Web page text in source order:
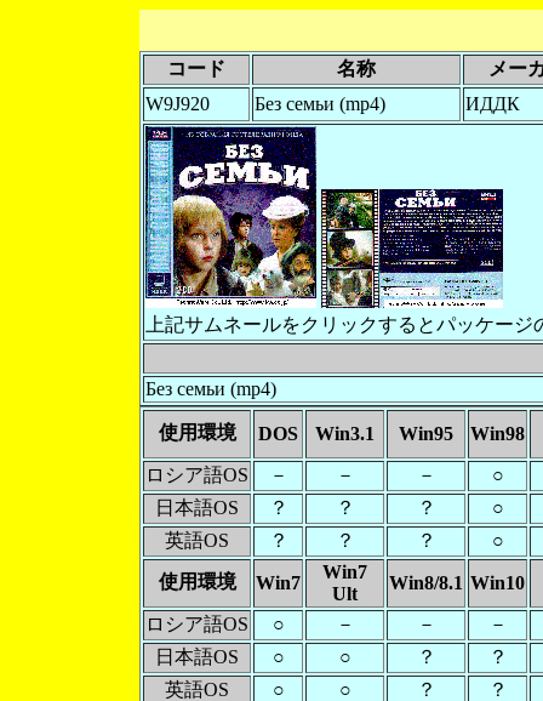
コード 名称
メー
W9J920
Без семьи (mp4) ИДДК
上記サムネールをクリックするとパッケー
Без семьи (mp4)
使用環境 DOS Win3.1 Win95
Win98
ロシア語OS
－ － －
○
日本語OS
？ ？ ？
○
英語OS
？ ？ ？
○
使用環境
Win7
Win7
Ult
Win8/8.1 Win10
ロシア語OS
○ － －
－
日本語OS
○ ○ ？
？
英語OS
○ ○ ？
？